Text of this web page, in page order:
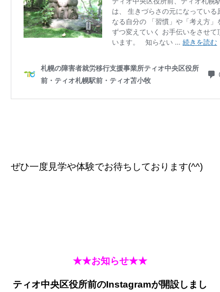
ぜひ一度見学や体験でお待ちしております(^^)
★★お知らせ★★
ティオ中央区役所前のInstagramが開設しまし